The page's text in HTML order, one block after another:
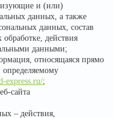
и (или)
данных, а также
данных, состав
действия
данными;
относящаяся прямо
express.ru/;
сайта
– действия,